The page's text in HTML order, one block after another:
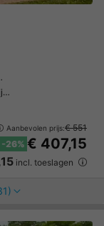
Aanbevolen prijs:€ 551
-26% € 407,15
incl. toeslagen